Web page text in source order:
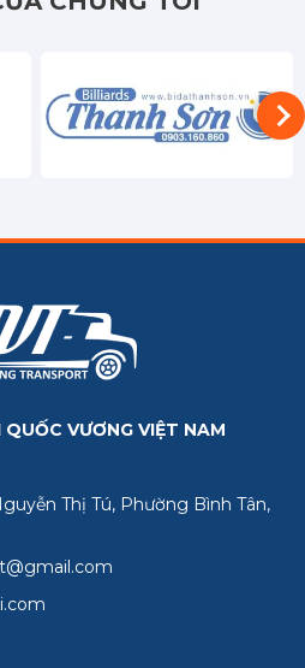
VƯƠNG VIỆT NAM
Thị Tú, Phường Bình Tân,